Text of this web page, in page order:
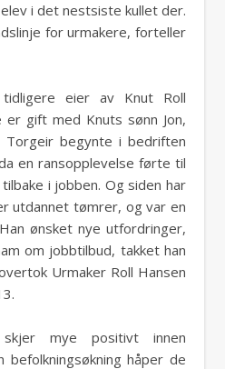
i det nestsiste kullet der.
for urmakere, forteller
eier av Knut Roll
er gift med Knuts sønn Jon,
Torgeir begynte i bedriften
en ransopplevelse førte til
i jobben. Og siden har
utdannet tømrer, og var en
ønsket nye utfordringer,
om jobbtilbud, takket han
Urmaker Roll Hansen
mye positivt innen
befolkningsøkning håper de